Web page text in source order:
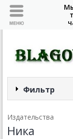
Фильтр
Издательства
Ника